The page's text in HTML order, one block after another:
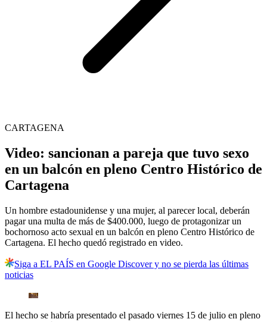
CARTAGENA
Video: sancionan a pareja que tuvo sexo
en un balcón en pleno Centro Histórico de
Cartagena
Un hombre estadounidense y una mujer, al parecer local, deberán
pagar una multa de más de $400.000, luego de protagonizar un
bochornoso acto sexual en un balcón en pleno Centro Histórico de
Cartagena. El hecho quedó registrado en video.
Siga a EL PAÍS en Google Discover y no se pierda las últimas
noticias
El hecho se habría presentado el pasado viernes 15 de julio en pleno